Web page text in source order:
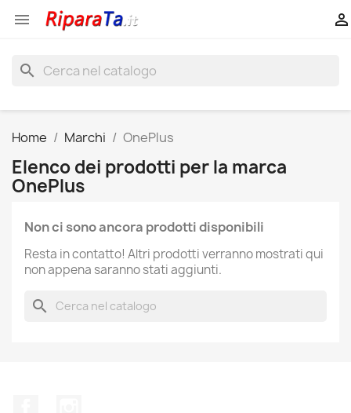
 
search
Home Marchi OnePlus
Elenco dei prodotti per la marca
OnePlus
Non ci sono ancora prodotti disponibili
Resta in contatto! Altri prodotti verranno mostrati qui
non appena saranno stati aggiunti.
search